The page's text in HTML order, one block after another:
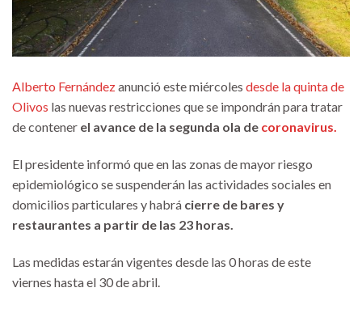
Alberto Fernándezanunció este miércoles desde la quinta de
Olivos las nuevas restricciones que se impondrán para tratar
de contener el avance de la segunda ola de coronavirus.
El presidente informó que en las zonas de mayor riesgo
epidemiológico se suspenderán las actividades sociales en
domicilios particulares y habrá cierre de bares y
restaurantes a partir de las 23 horas.
Las medidas estarán vigentes desde las 0 horas de este
viernes hasta el 30 de abril.